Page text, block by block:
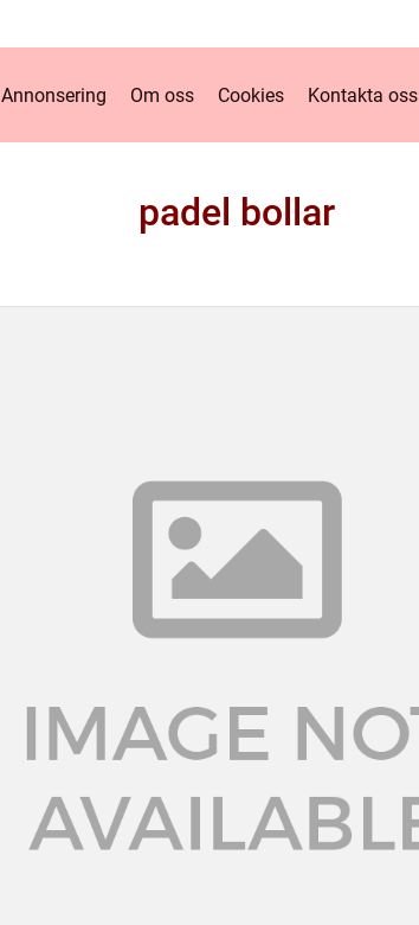
Annonsering Om oss Cookies Kontakta oss
padel bollar